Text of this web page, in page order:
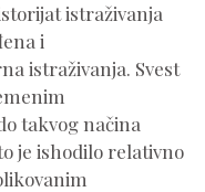
istraživanja
i
istraživanja. Svest
takvog načina
je ishodilo relativno